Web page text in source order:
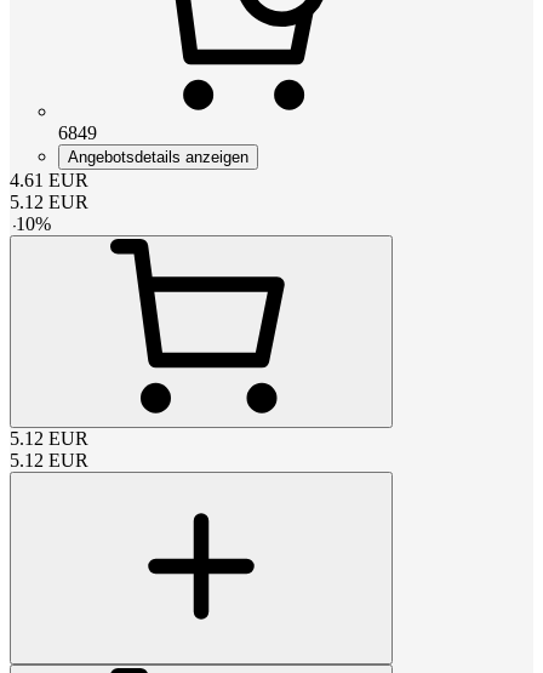
6849
Angebotsdetails anzeigen
4.61 EUR
5.12 EUR
-10%
5.12 EUR
5.12 EUR